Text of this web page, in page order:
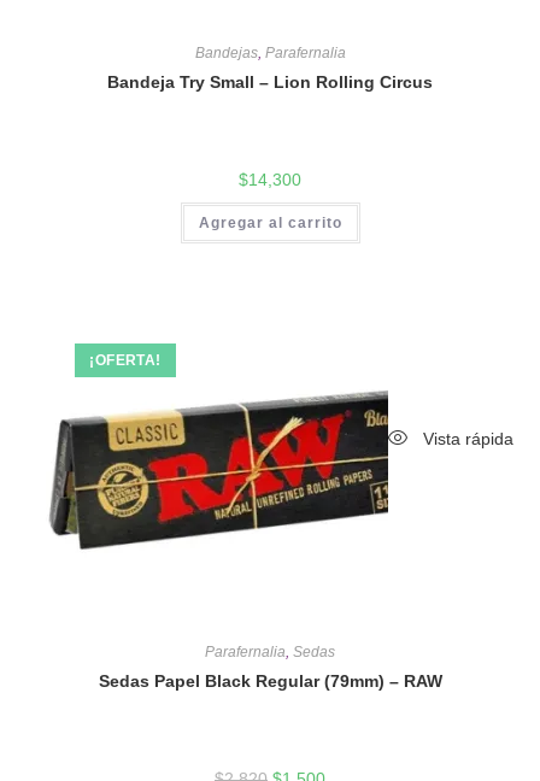
Bandejas, Parafernalia
Bandeja Try Small – Lion Rolling Circus
$14,300
Agregar al carrito
¡OFERTA!
Vista rápida
Parafernalia, Sedas
Sedas Papel Black Regular (79mm) – RAW